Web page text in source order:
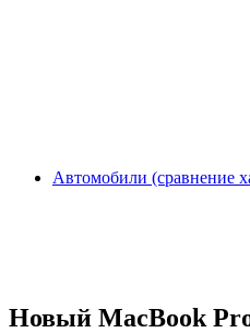
Автомобили (сравнение
Новый MacBook